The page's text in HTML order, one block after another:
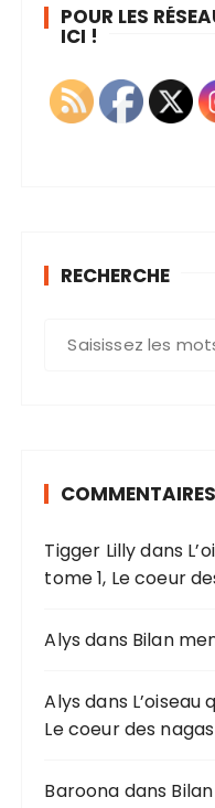
POUR LES
ICI !
RECHERCHE
e
p
u
:
Tigger Lillydans
tome 1, Le coeur
Alys dans Bilan
Alys dans L’oiseau
Le coeur des
Baroona dans